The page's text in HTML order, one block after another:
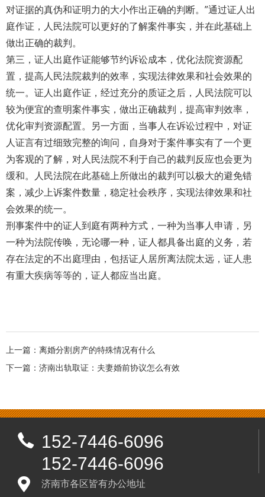
对证据的真伪和证明力的大小作出正确的判断。”通过证人出
庭作证，人民法院可以更好的了解案件事实，并在此基础上
做出正确的裁判。
第三，证人出庭作证能够节约诉讼成本，优化法院资源配
置，提高人民法院裁判的效率，实现法律效果和社会效果的
统一。证人出庭作证，经过充分的质证之后，人民法院可以
较为便宜的查明案件事实，做出正确裁判，提高审判效率，
优化审判资源配置。另一方面，当事人在诉讼过程中，对证
人证言有过细致完整的询问，自身对于案件事实有了一个更
为客观的了解，对人民法院不利于自己的裁判反应也会更为
缓和。人民法院在此基础上所做出的裁判可以极大的避免错
案，减少上诉案件数量，稳定社会秩序，实现法律效果和社
会效果的统一。
刑事案件中的证人到庭有两种方式，一种为当事人申请，另
一种为法院传唤，无论哪一种，证人都具备出庭的义务，若
存在法定的不出庭理由，包括证人居所离法院太远，证人患
有重大疾病等等的，证人都应当出庭。
上一篇： 离婚分割房产的特殊情况有什么
下一篇： 济南出轨取证：夫妻婚前协议怎么有效
152-7446-6096
152-7446-6096
济南市各区皆有办公地址